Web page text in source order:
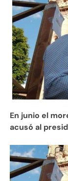
En junio el
acusó al